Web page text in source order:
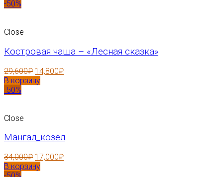
-50%
Close
Костровая чаша – «Лесная сказка»
29,600₽ 14,800₽
В корзину
-50%
Close
Мангал_козёл
34,000₽ 17,000₽
В корзину